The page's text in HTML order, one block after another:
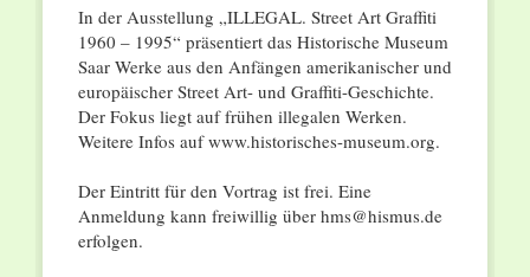
In der Ausstellung „ILLEGAL. Street Art Graffiti
1960 – 1995“ präsentiert das Historische Museum
Saar Werke aus den Anfängen amerikanischer und
europäischer Street Art- und Graffiti-Geschichte.
Der Fokus liegt auf frühen illegalen Werken.
Weitere Infos auf www.historisches-museum.org.
Der Eintritt für den Vortrag ist frei. Eine
Anmeldung kann freiwillig über hms@hismus.de
erfolgen.